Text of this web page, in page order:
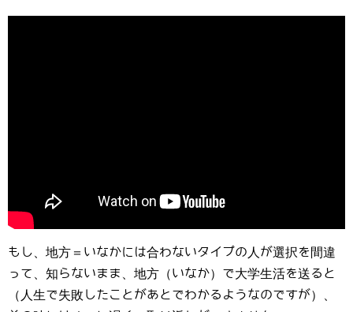
もし、地方＝いなかには合わないタイプの人が選択を間違
って、知らないまま、地方（いなか）で大学生活を送ると
（人生で失敗したことがあとでわかるようなのですが）、